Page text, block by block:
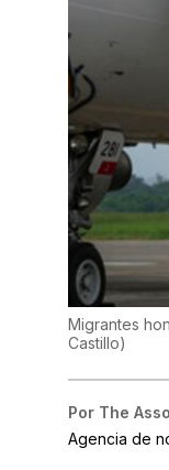
Migrantes
Castillo)
Por The
Agencia de